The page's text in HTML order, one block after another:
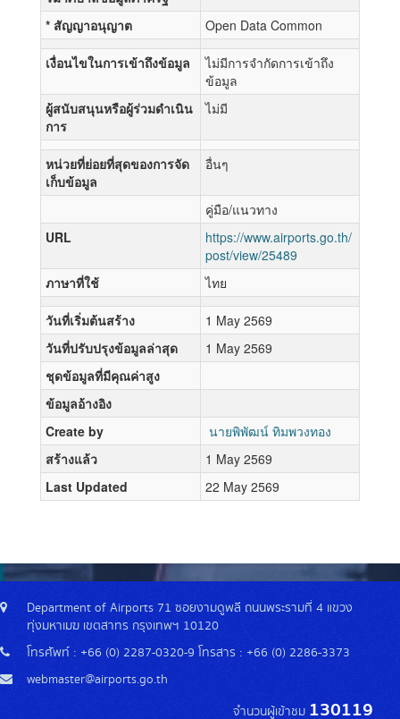
* สัญญาอนุญาต Open Data Common
เงื่อนไขในการเข้าถึงข้อมูล
ไม่มีการจำกัดการเข้าถึง
ข้อมูล
ผู้สนับสนุนหรือผู้ร่วมดำเนิน
การ
ไม่มี
หน่วยที่ย่อยที่สุดของการจัด
เก็บข้อมูล
อื่นๆ
คู่มือ/แนวทาง
URL
https://www.airports.go.th/
post/view/25489
ภาษาที่ใช้
ไทย
วันที่เริ่มต้นสร้าง
1 May 2569
วันที่ปรับปรุงข้อมูลล่าสุด
1 May 2569
ชุดข้อมูลที่มีคุณค่าสูง
ข้อมูลอ้างอิง
Create by
นายพิพัฒน์ ทิมพวงทอง
สร้างแล้ว
1 May 2569
Last Updated
22 May 2569
Department of Airports 71 ซอยงามดูพลี ถนนพระรามที่ 4 แขวง
ทุ่งมหาเมฆ เขตสาทร กรุงเทพฯ 10120
โทรศัพท์ : +66 (0) 2287-0320-9 โทรสาร : +66 (0) 2286-3373
webmaster@airports.go.th
จำนวนผู้เข้าชม 130119